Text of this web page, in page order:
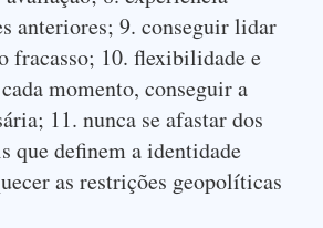
anteriores; 9. conseguir lidar
fracasso; 10. flexibilidade e
momento, conseguir a
11. nunca se afastar dos
que definem a identidade
as restrições geopolíticas